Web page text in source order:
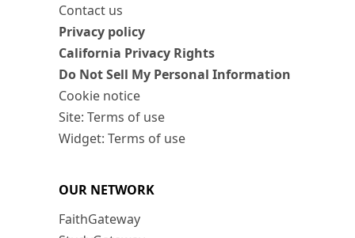
Contact us
Privacy policy
California Privacy Rights
Do Not Sell My Personal Information
Cookie notice
Site: Terms of use
Widget: Terms of use
OUR NETWORK
FaithGateway